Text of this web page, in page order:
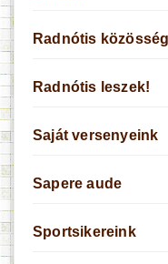
Radnótis közösség
Radnótis leszek!
Saját versenyeink
Sapere aude
Sportsikereink